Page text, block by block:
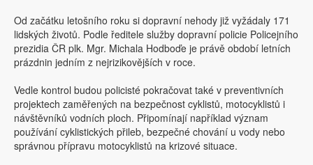
Od začátku letošního roku si dopravní nehody již vyžádaly 171
lidských životů. Podle ředitele služby dopravní policie Policejního
prezidia ČR plk. Mgr. Michala Hodboďe je právě období letních
prázdnin jedním z nejrizikovějších v roce.
Vedle kontrol budou policisté pokračovat také v preventivních
projektech zaměřených na bezpečnost cyklistů, motocyklistů i
návštěvníků vodních ploch. Připomínají například význam
používání cyklistických přileb, bezpečné chování u vody nebo
správnou přípravu motocyklistů na krizové situace.